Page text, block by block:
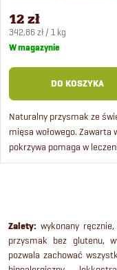
12 zł
Cena
jednostkowa:
342,86 zł / 1 kg
W magazynie
DO KOSZYKA
Naturalny przysmak ze
mięsa wołowego. Zawarta
pokrzywa pomaga w
zapalenia stawów i jest
o
n
Zalety: wykonany
przysmak bez glutenu,
pozwala zachować